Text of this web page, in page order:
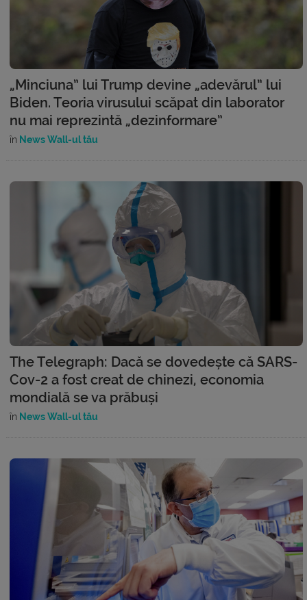
„Minciuna” lui Trump devine „adevărul” lui
Biden. Teoria virusului scăpat din laborator
nu mai reprezintă „dezinformare”
în News Wall-ul tău
The Telegraph: Dacă se dovedește că SARS-
Cov-2 a fost creat de chinezi, economia
mondială se va prăbuși
în News Wall-ul tău